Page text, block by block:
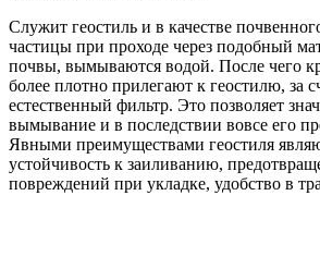
Служит геостиль и в качестве
частицы при проходе через подобный
почвы, вымываются водой. После чего
более плотно прилегают к геостилю, за
естественный фильтр. Это позволяет
вымывание и в последствии вовсе его
Явными преимуществами геостиля
устойчивость к заиливанию,
повреждений при укладке, удобство в